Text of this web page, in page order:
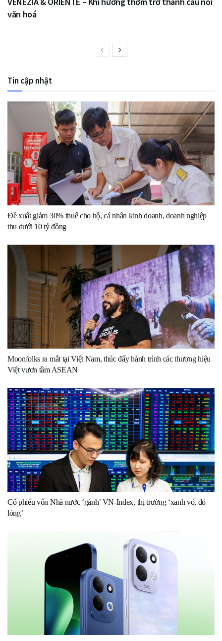
văn hoá
Tin cập nhật
Đề xuất giảm 30% thuế cho hộ, cá nhân kinh doanh, doanh nghiệp
thu dưới 10 tỷ đồng
Moonfolks ra mắt tại Việt Nam, thúc đẩy hành trình các thương hiệu
Việt vươn tầm ASEAN
Cổ phiếu vốn Nhà nước ‘gánh’ VN-Index, thị trường ‘xanh vỏ, đỏ
lòng’